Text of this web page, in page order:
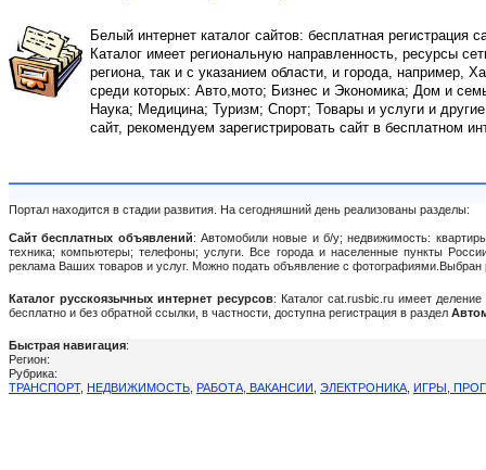
Белый интернет каталог сайтов: бесплатная регистрация
Каталог имеет региональную направленность, ресурсы
региона, так и с указанием области, и города, например,
среди которых: Авто,мото; Бизнес и Экономика; Дом и
Наука; Медицина; Туризм; Спорт; Товары и услуги и
сайт, рекомендуем зарегистрировать сайт в бесплатном
Портал находится в стадии развития. На сегодняшний день реализованы разделы:
Сайт бесплатных объявлений: Автомобили новые и б/у; недвижимость:
техника; компьютеры; телефоны; услуги. Все города и населенные пункты
реклама Ваших товаров и услуг. Можно подать объявление c фотографиями.Выбран
Каталог русскоязычных интернет ресурсов: Каталог cat.rusbic.ru имеет
бесплатно и без обратной ссылки, в частности, доступна регистрация в раздел
Быстрая навигация:
Регион:
Рубрика:
ТРАНСПОРТ, НЕДВИЖИМОСТЬ РАБОТА, ВАКАНСИИ ЭЛЕКТРОНИКА ИГРЫ,